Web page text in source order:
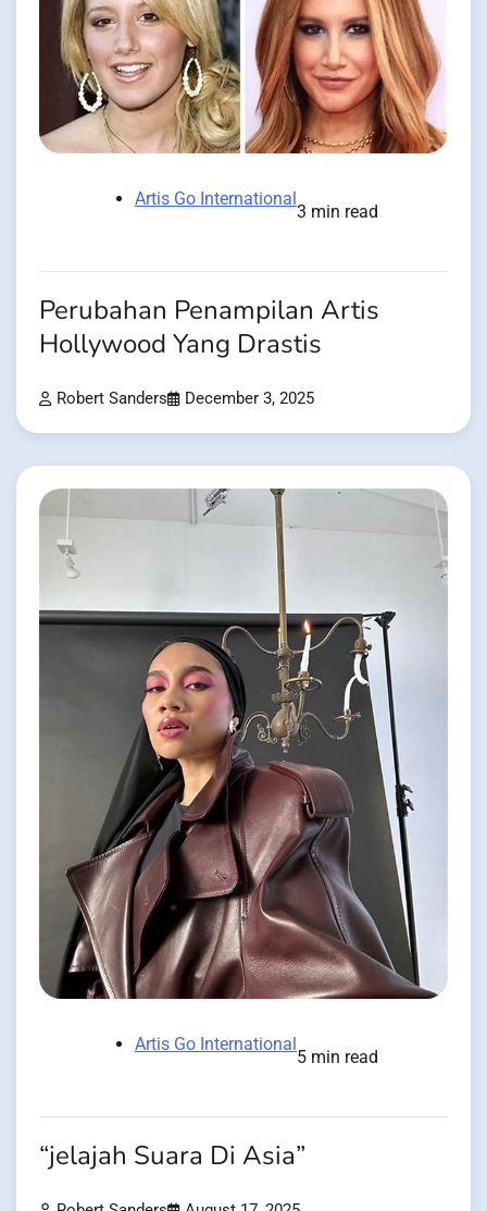
Artis Go International
3 min read
Perubahan Penampilan Artis
Hollywood Yang Drastis
Robert Sanders December 3, 2025
Artis Go International
5 min read
“jelajah Suara Di Asia”